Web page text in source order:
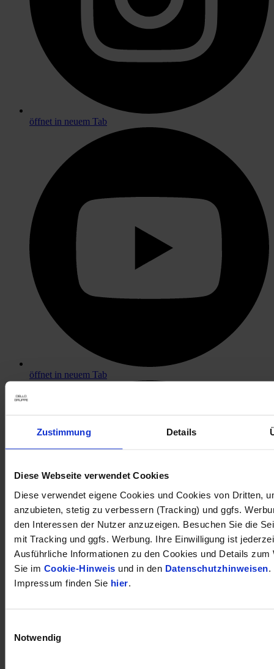
Zustimmung Details
Diese Webseite verwendet Cookies
Diese verwendet eigene Cookies und Cookies von Dritten,
anzubieten, stetig zu verbessern (Tracking) und ggfs.
den Interessen der Nutzer anzuzeigen. Besuchen Sie die
mit Tracking und ggfs. Werbung. Ihre Einwilligung ist
Ausführliche Informationen zu den Cookies und Details zum
Sie im Cookie-Hinweis und in den Datenschutzhinweisen
Impressum finden Sie hier
Notwendig
öffnet in neuem Tab
öffnet in neuem Tab